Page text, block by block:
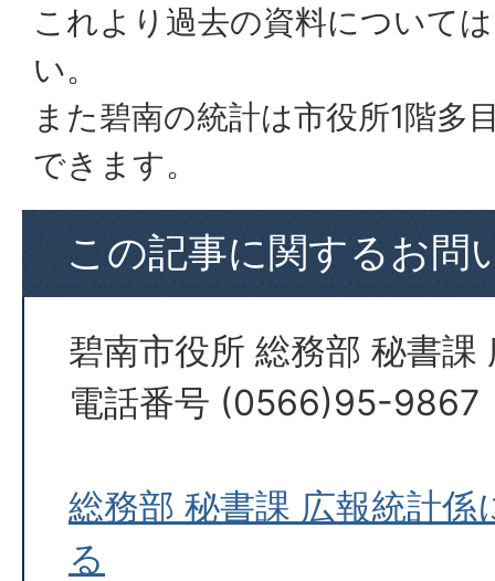
これより過去の資料について
い。
また碧南の統計は市役所1階多
できます。
この記事に関するお問
碧南市役所 総務部 秘書課
電話番号 (0566)95-9867
総務部 秘書課 広報統計係
る